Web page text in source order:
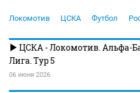
Локомотив ЦСКА Футбол
ЦСКА - Локомотив. Альфа-
Лига. Тур 5
06 июня 2026